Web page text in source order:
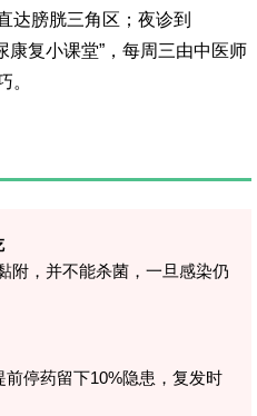
达膀胱三角区；夜诊到
康复小课堂”，每周三由中医师
。
附，并不能杀菌，一旦感染仍
前停药留下10%隐患，复发时